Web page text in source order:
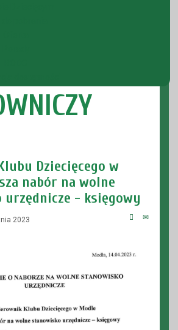
Dziecięcego w
nabór na wolne
urzędnicze - księgowy
2023